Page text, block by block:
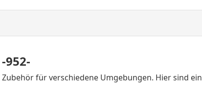
für verschiedene Umgebungen. Hier sind